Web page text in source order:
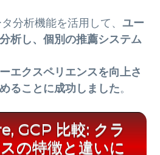
分析機能を活用して、ユー
析し、個別の推薦システム
エクスペリエンスを向上さ
ることに成功しました。
GCP 比較: クラ
の特徴と違いに